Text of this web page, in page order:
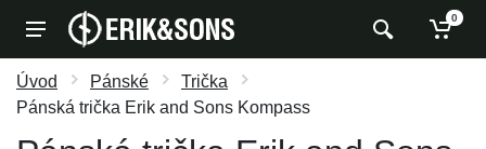
0
Úvod Pánské
Trička
Pánská trička Erik and Sons Kompass